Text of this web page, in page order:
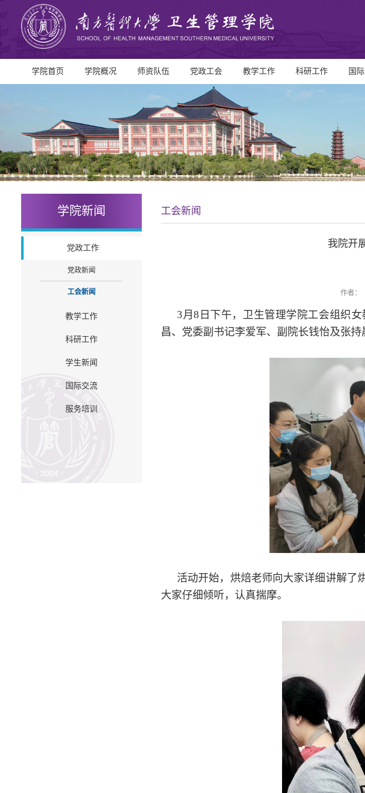
学院首页 学院概况 师资队伍 党政工会 教学工作 科研工作 国
学院新闻
党政工作
党政新闻
工会新闻
教学工作
科研工作
学生新闻
国际交流
服务培训
工会新闻
我院开
作者：
3月8日下午，卫生管理学院工会组织
昌、党委副书记李爱军、副院长钱怡及张持
活动开始，烘焙老师向大家详细讲解了
大家仔细倾听，认真揣摩。